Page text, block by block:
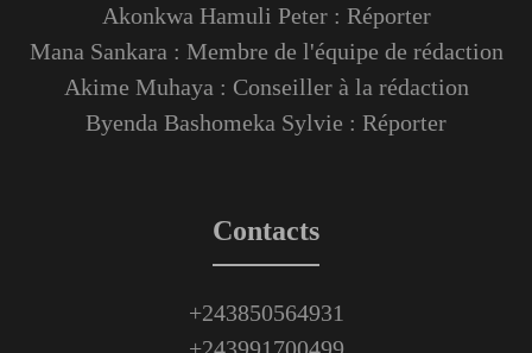
Akonkwa Hamuli Peter : Réporter
Mana Sankara : Membre de l'équipe de rédaction
Akime Muhaya : Conseiller à la rédaction
Byenda Bashomeka Sylvie : Réporter
Contacts
+243850564931
+243991700499